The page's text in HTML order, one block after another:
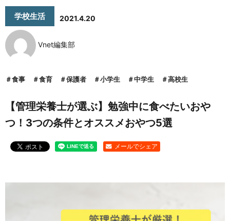
vnetアライアンス企業
プライバシーポリシー
お問い合わせ
学校生活 2021.4.20
Vnet編集部
食事 食育 保護者 小学生 中学生 高校生
【管理栄養士が選ぶ】勉強中に食べたいおや
つ！3つの条件とオススメおやつ5選
メールでシェア